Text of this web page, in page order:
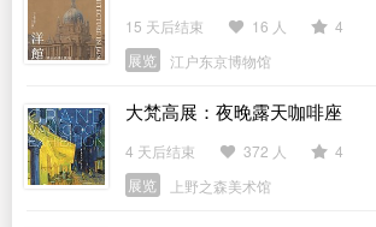
15 天后结束 16 人
4
展览
江户东京博物馆
大梵高展：夜晚露天咖啡座
4 天后结束 372 人
4
展览
上野之森美术馆